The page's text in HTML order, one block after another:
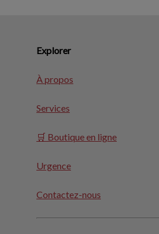
Explorer
À propos
Services
🛒 Boutique en ligne
Urgence
Contactez-nous